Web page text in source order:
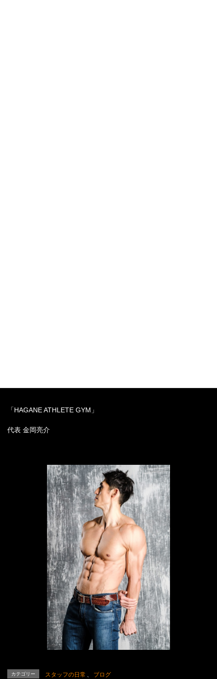
「HAGANE ATHLETE GYM」
代表 金岡亮介
カテゴリー スタッフの日常 、 ブログ